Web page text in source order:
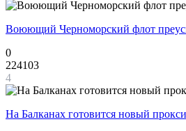
Воюющий Черноморский флот
0
224103
4
На Балканах готовится новый